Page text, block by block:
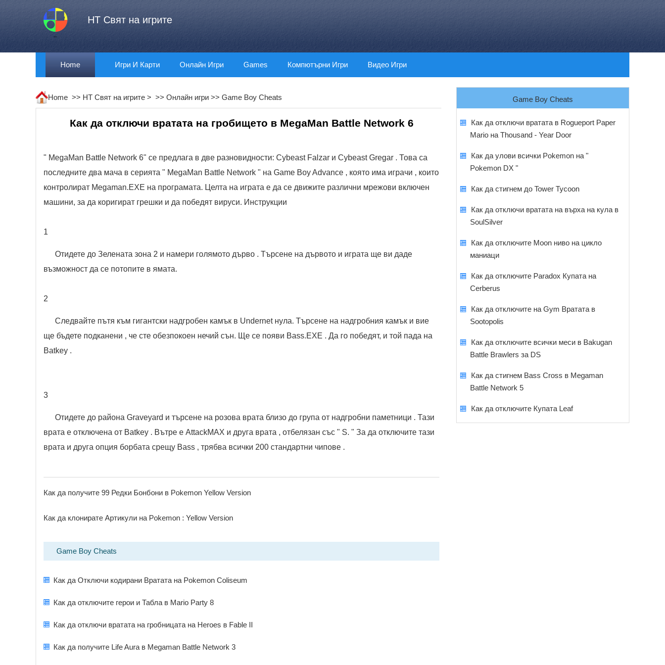
HT Свят на игрите
Home Игри И Карти Онлайн Игри Games Компютърни Игри Видео Игри
Home >> HT Свят на игрите > >> Онлайн игри >> Game Boy Cheats
Как да отключи вратата на гробището в MegaMan Battle Network 6
" MegaMan Battle Network 6" се предлага в две разновидности: Cybeast Falzar и Cybeast Gregar . Това са
последните два мача в серията " MegaMan Battle Network " на Game Boy Advance , която има играчи , които
контролират Megaman.EXE на програмата. Целта на играта е да се движите различни мрежови включен
машини, за да коригират грешки и да победят вируси. Инструкции
1
Отидете до Зелената зона 2 и намери голямото дърво . Търсене на дървото и играта ще ви даде
възможност да се потопите в ямата.
2
Следвайте пътя към гигантски надгробен камък в Undernet нула. Търсене на надгробния камък и вие
ще бъдете подканени , че сте обезпокоен нечий сън. Ще се появи Bass.EXE . Да го победят, и той пада на
Batkey .
3
Отидете до района Graveyard и търсене на розова врата близо до група от надгробни паметници . Тази
врата е отключена от Batkey . Вътре е AttackMAX и друга врата , отбелязан със " S. " За да отключите тази
врата и друга опция борбата срещу Bass , трябва всички 200 стандартни чипове .
Как да получите 99 Редки Бонбони в Pokemon Yellow Version
Как да клонирате Артикули на Pokemon : Yellow Version
Game Boy Cheats
Как да Отключи кодирани Вратата на Pokemon Coliseum
Как да отключите герои и Табла в Mario Party 8
Как да отключи вратата на гробницата на Heroes в Fable II
Как да получите Life Aura в Megaman Battle Network 3
Game Boy Cheats
Как да отключи вратата в Rogueport Paper
Mario на Thousand - Year Door
Как да улови всички Pokemon на "
Pokemon DX "
Как да стигнем до Tower Tycoon
Как да отключи вратата на върха на кула в
SoulSilver
Как да отключите Moon ниво на цикло
маниаци
Как да отключите Paradox Купата на
Cerberus
Как да отключите на Gym Вратата в
Sootopolis
Как да отключите всички меси в Bakugan
Battle Brawlers за DS
Как да стигнем Bass Cross в Megaman
Battle Network 5
Как да отключите Купата Leaf